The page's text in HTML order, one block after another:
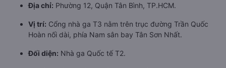
Địa chỉ: Phường 12, Quận Tân Bình, TP.HCM.
Vị trí: Cổng nhà ga T3 nằm trên trục đường Trần Quốc
Hoàn nối dài, phía Nam sân bay Tân Sơn Nhất.
Đối diện: Nhà ga Quốc tế T2.